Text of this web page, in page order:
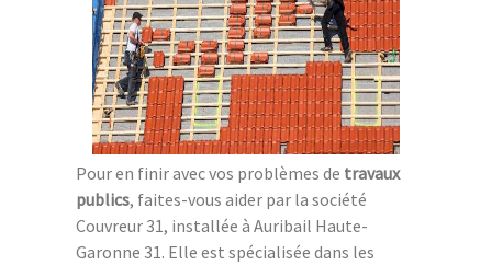
Pour en finir avec vos problèmes de travaux
publics, faites-vous aider par la société
Couvreur 31, installée à Auribail Haute-
Garonne 31. Elle est spécialisée dans les